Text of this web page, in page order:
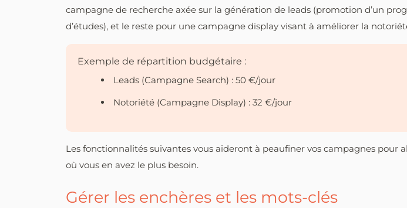
campagne de recherche axée sur la génération de leads (promotion d’un
d’études), et le reste pour une campagne display visant à améliorer la
Exemple de répartition budgétaire :
Leads (Campagne Search) : 50 €/jour
Notoriété (Campagne Display) : 32 €/jour
Les fonctionnalités suivantes vous aideront à peaufiner vos campagnes pour
où vous en avez le plus besoin.
Gérer les enchères et les mots-clés